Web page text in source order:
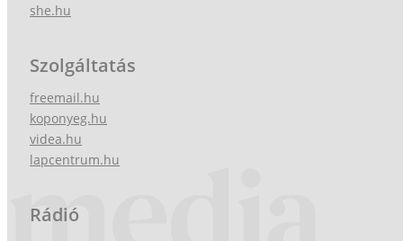
she.hu
Szolgáltatás
freemail.hu
koponyeg.hu
videa.hu
lapcentrum.hu
Rádió